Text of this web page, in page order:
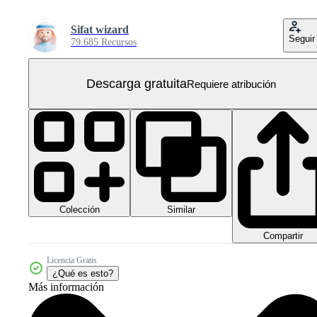
Sifat wizard
79.685 Recursos Seguir
Descarga gratuitaRequiere atribución
Colección Similar
Compartir
Licencia Gratis
¿Qué es esto?
Más información